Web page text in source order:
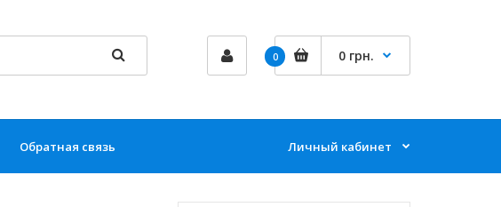
0 0 грн.
Обратная связь Личный кабинет